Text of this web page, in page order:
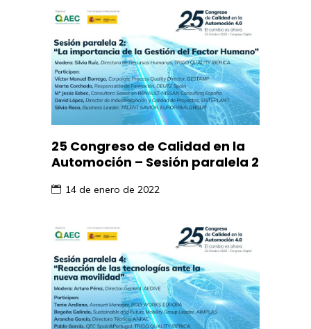
25 Congreso de Calidad en la
Automoción – Sesión paralela 2
14 de enero de 2022